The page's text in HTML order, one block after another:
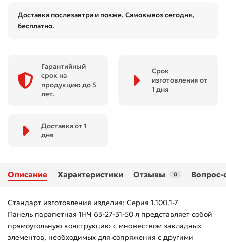
Доставка послезавтра и позже. Самовывоз сегодня,
бесплатно.
Гарантийный
срок на
продукцию до 5
лет.
Срок
изготовления от
1 дня
Доставка от 1
дня
Описание Характеристики Отзывы 0 Вопрос-
Стандарт изготовления изделия: Серия 1.100.1-7
Панель парапетная 1НЧ 63-27-31-50 л представляет собой
прямоугольную конструкцию с множеством закладных
элементов, необходимых для сопряжения с другими